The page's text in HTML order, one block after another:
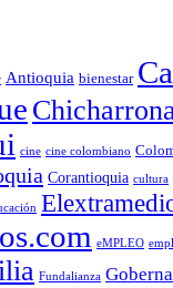
Antioquia bienestar
cine cine colombiano
Corantioquia cultura
eMPLEO
Fundalianza